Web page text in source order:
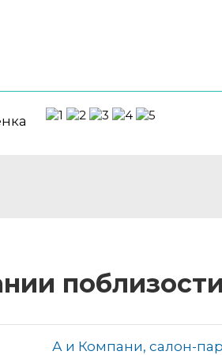
А и Компани, салон-